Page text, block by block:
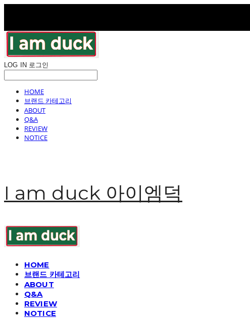
LOG IN 로그인
HOME
브랜드 카테고리
ABOUT
Q&A
REVIEW
NOTICE
I am duck 아이엠덕
HOME
브랜드 카테고리
ABOUT
Q&A
REVIEW
NOTICE